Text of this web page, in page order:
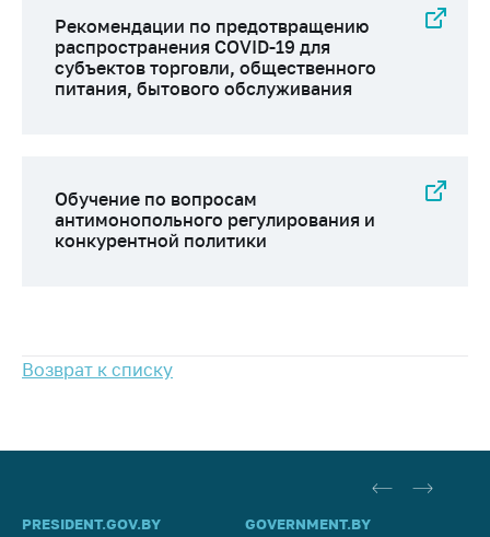
субъектов торговли,
общественного
питания, бытового
обслуживания
регулирования и
конкурентной
политики
Рекомендации по предотвращению
распространения COVID-19 для
субъектов торговли, общественного
питания, бытового обслуживания
Обучение по вопросам
антимонопольного регулирования и
конкурентной политики
Возврат к списку
PRESIDENT.GOV.BY GOVERNMENT.BY